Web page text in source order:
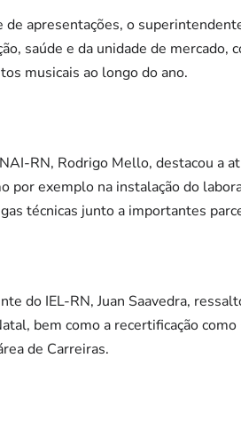
de apresentações, o
saúde e da unidade de
musicais ao longo do ano.
RN, Rodrigo Mello, destacou a
por exemplo na instalação do
técnicas junto a importantes
do IEL-RN, Juan Saavedra,
bem como a recertificação
de Carreiras.